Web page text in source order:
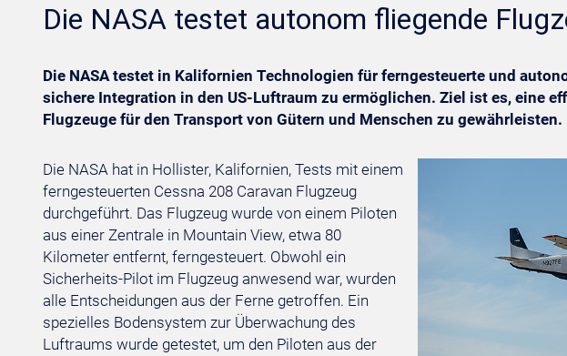
Die NASA testet autonom fliegende
Die NASA testet in Kalifornien Technologien für ferngesteuerte und
sichere Integration in den US-Luftraum zu ermöglichen. Ziel ist es, eine
Flugzeuge für den Transport von Gütern und Menschen zu gewährleisten.
Die NASA hat in Hollister, Kalifornien, Tests mit einem
ferngesteuerten Cessna 208 Caravan Flugzeug
durchgeführt. Das Flugzeug wurde von einem Piloten
aus einer Zentrale in Mountain View, etwa 80
Kilometer entfernt, ferngesteuert. Obwohl ein
Sicherheits-Pilot im Flugzeug anwesend war, wurden
alle Entscheidungen aus der Ferne getroffen. Ein
spezielles Bodensystem zur Überwachung des
Luftraums wurde getestet, um den Piloten aus der